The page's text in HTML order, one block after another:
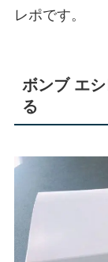
レポです。
ボンブ エ
る